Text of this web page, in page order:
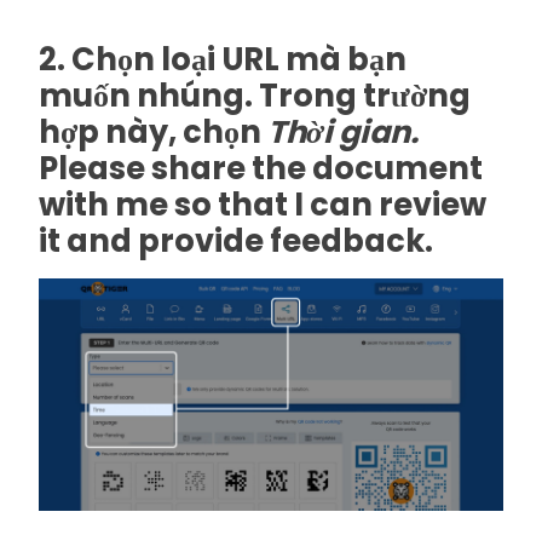
2. Chọn loại URL mà bạn
muốn nhúng. Trong trường
hợp này, chọn Thời gian.
Please share the document
with me so that I can review
it and provide feedback.